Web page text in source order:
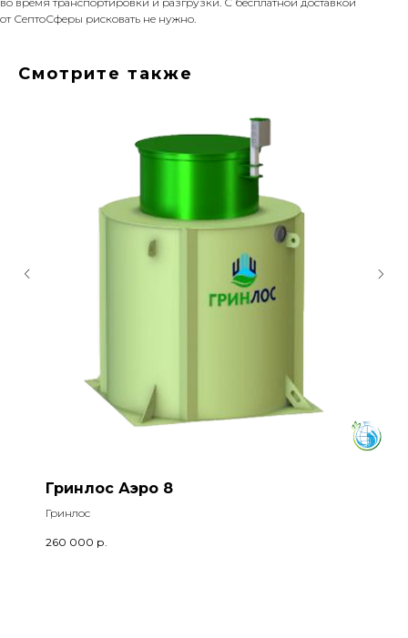
от СептоСферы рисковать не нужно.
Смотрите также
Гринлос Аэро 8
Гринлос
260 000 р.